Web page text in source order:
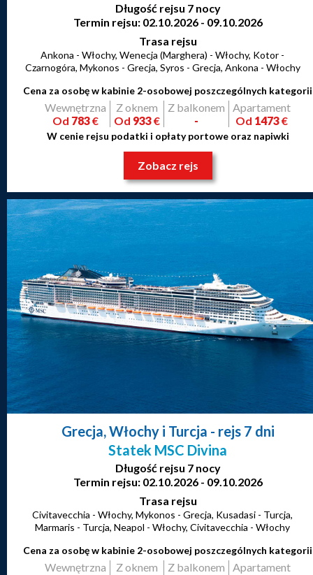
Długość rejsu 7 nocy
Termin rejsu: 02.10.2026 - 09.10.2026
Trasa rejsu
Ankona - Włochy, Wenecja (Marghera) - Włochy, Kotor -
Czarnogóra, Mykonos - Grecja, Syros - Grecja, Ankona - Włochy
Cena za osobę w kabinie 2-osobowej poszczególnych kategorii
Wewnętrzna
Od 783€
Z oknem
Od 933€
Z balkonem
-
Apartament
Od 1473€
W cenie rejsu podatki i opłaty portowe oraz napiwki
Zobacz rejs
Grecja, Włochy i Turcja - rejs 7 dni
Statek MSC Divina
Długość rejsu 7 nocy
Termin rejsu: 02.10.2026 - 09.10.2026
Trasa rejsu
Civitavecchia - Włochy, Mykonos - Grecja, Kusadasi - Turcja,
Marmaris - Turcja, Neapol - Włochy, Civitavecchia - Włochy
Cena za osobę w kabinie 2-osobowej poszczególnych kategorii
Wewnętrzna
Z oknem
Z balkonem
Apartament